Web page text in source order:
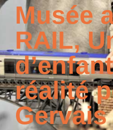
Musée
RAIL,
réalité